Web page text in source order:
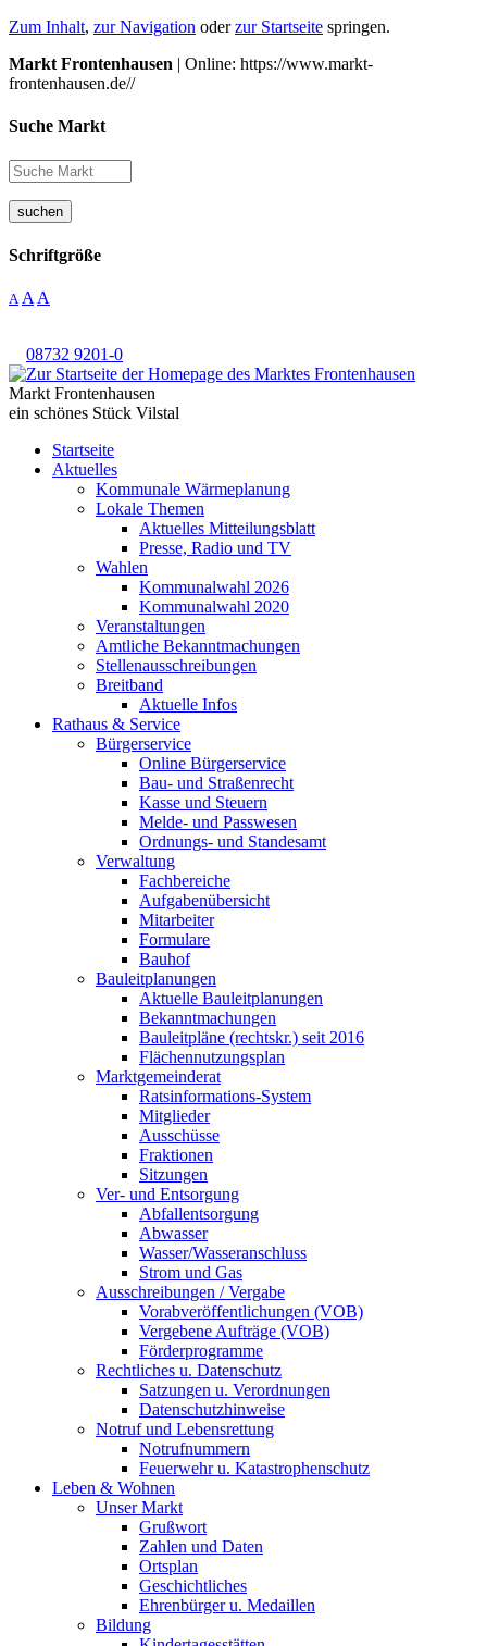
Zum Inhalt, zur Navigation oderzur Startseite springen.
Markt Frontenhausen | Online: https://www.markt-
frontenhausen.de//
Suche Markt
suchen
Schriftgröße
A A A
08732 9201-0
Markt Frontenhausen
ein schönes Stück Vilstal
Startseite
Aktuelles
Kommunale Wärmeplanung
Lokale Themen
Aktuelles Mitteilungsblatt
Presse, Radio und TV
Wahlen
Kommunalwahl 2026
Kommunalwahl 2020
Veranstaltungen
Amtliche Bekanntmachungen
Stellenausschreibungen
Breitband
Aktuelle Infos
Rathaus & Service
Bürgerservice
Online Bürgerservice
Bau- und Straßenrecht
Kasse und Steuern
Melde- und Passwesen
Ordnungs- und Standesamt
Verwaltung
Fachbereiche
Aufgabenübersicht
Mitarbeiter
Formulare
Bauhof
Bauleitplanungen
Aktuelle Bauleitplanungen
Bekanntmachungen
Bauleitpläne (rechtskr.) seit 2016
Flächennutzungsplan
Marktgemeinderat
Ratsinformations-System
Mitglieder
Ausschüsse
Fraktionen
Sitzungen
Ver- und Entsorgung
Abfallentsorgung
Abwasser
Wasser/Wasseranschluss
Strom und Gas
Ausschreibungen / Vergabe
Vorabveröffentlichungen (VOB)
Vergebene Aufträge (VOB)
Förderprogramme
Rechtliches u. Datenschutz
Satzungen u. Verordnungen
Datenschutzhinweise
Notruf und Lebensrettung
Notrufnummern
Feuerwehr u. Katastrophenschutz
Leben & Wohnen
Unser Markt
Grußwort
Zahlen und Daten
Ortsplan
Geschichtliches
Ehrenbürger u. Medaillen
Bildung